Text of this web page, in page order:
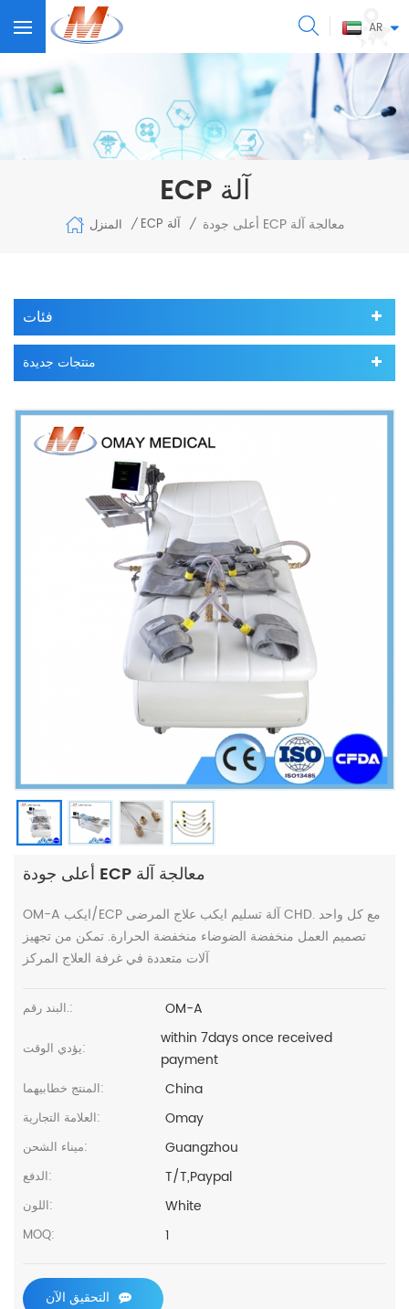
AR
ECP آلة
المنزل / ECP آلة / أعلى جودة ECP معالجة آلة
فئات
منتجات جديدة
أعلى جودة ECP معالجة آلة
OM-A ايكب/ECP آلة تسليم ايكب علاج المرضى CHD. مع كل واحد
تصميم العمل منخفضة الضوضاء منخفضة الحرارة. تمكن من تجهيز
آلات متعددة في غرفة العلاج المركز
البند رقم.: OM-A
يؤدي الوقت:
within 7days once received
payment
المنتج خطابيهما: China
العلامة التجارية: Omay
ميناء الشحن: Guangzhou
الدفع: T/T,Paypal
اللون: White
MOQ: 1
التحقيق الآن